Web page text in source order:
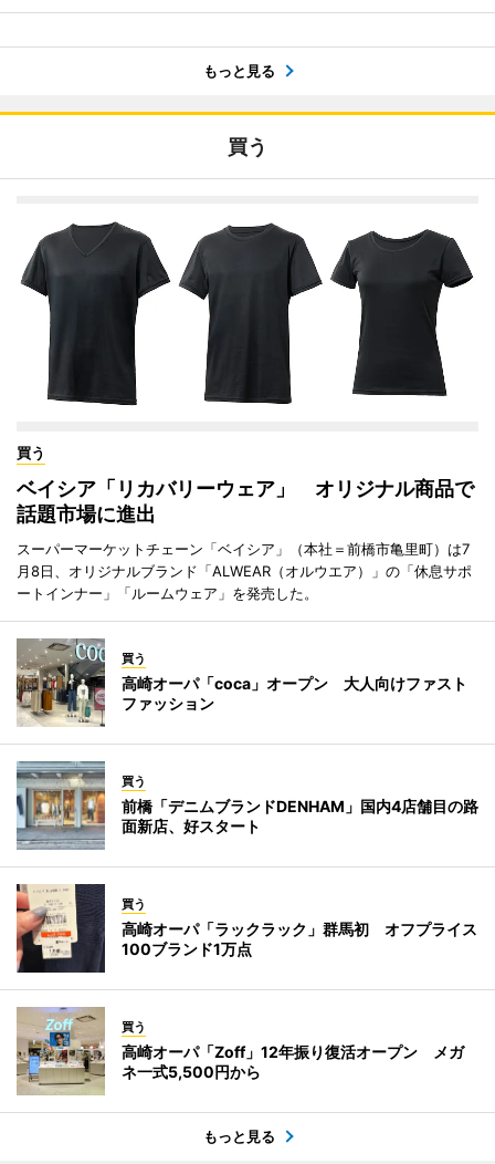
もっと見る
買う
買う
ベイシア「リカバリーウェア」 オリジナル商品で
話題市場に進出
スーパーマーケットチェーン「ベイシア」（本社＝前橋市亀里町）は7
月8日、オリジナルブランド「ALWEAR（オルウエア）」の「休息サポ
ートインナー」「ルームウェア」を発売した。
買う
高崎オーパ「coca」オープン 大人向けファスト
ファッション
買う
前橋「デニムブランドDENHAM」国内4店舗目の路
面新店、好スタート
買う
高崎オーパ「ラックラック」群馬初 オフプライス
100ブランド1万点
買う
高崎オーパ「Zoff」12年振り復活オープン メガ
ネ一式5,500円から
もっと見る